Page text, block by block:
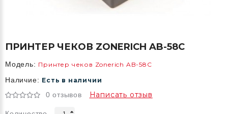
ПРИНТЕР ЧЕКОВ ZONERICH AB-58C
Модель: Принтер чеков Zonerich AB-58C
Наличие: Есть в наличии
0 отзывов Написать отзыв